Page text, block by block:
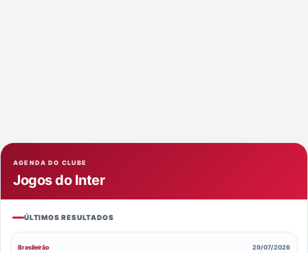
AGENDA DO CLUBE
Jogos do Inter
ÚLTIMOS RESULTADOS
Brasileirão 29/07/2026